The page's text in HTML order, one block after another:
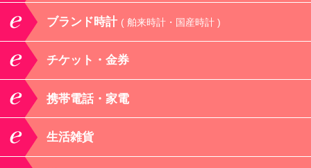
ブランド時計 ( 舶来時計・国産時計 )
チケット・金券
携帯電話・家電
生活雑貨